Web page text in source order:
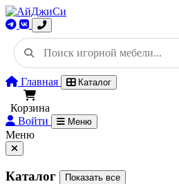
Главная Каталог
Корзина
Войти
Меню
Меню
Каталог Показать все